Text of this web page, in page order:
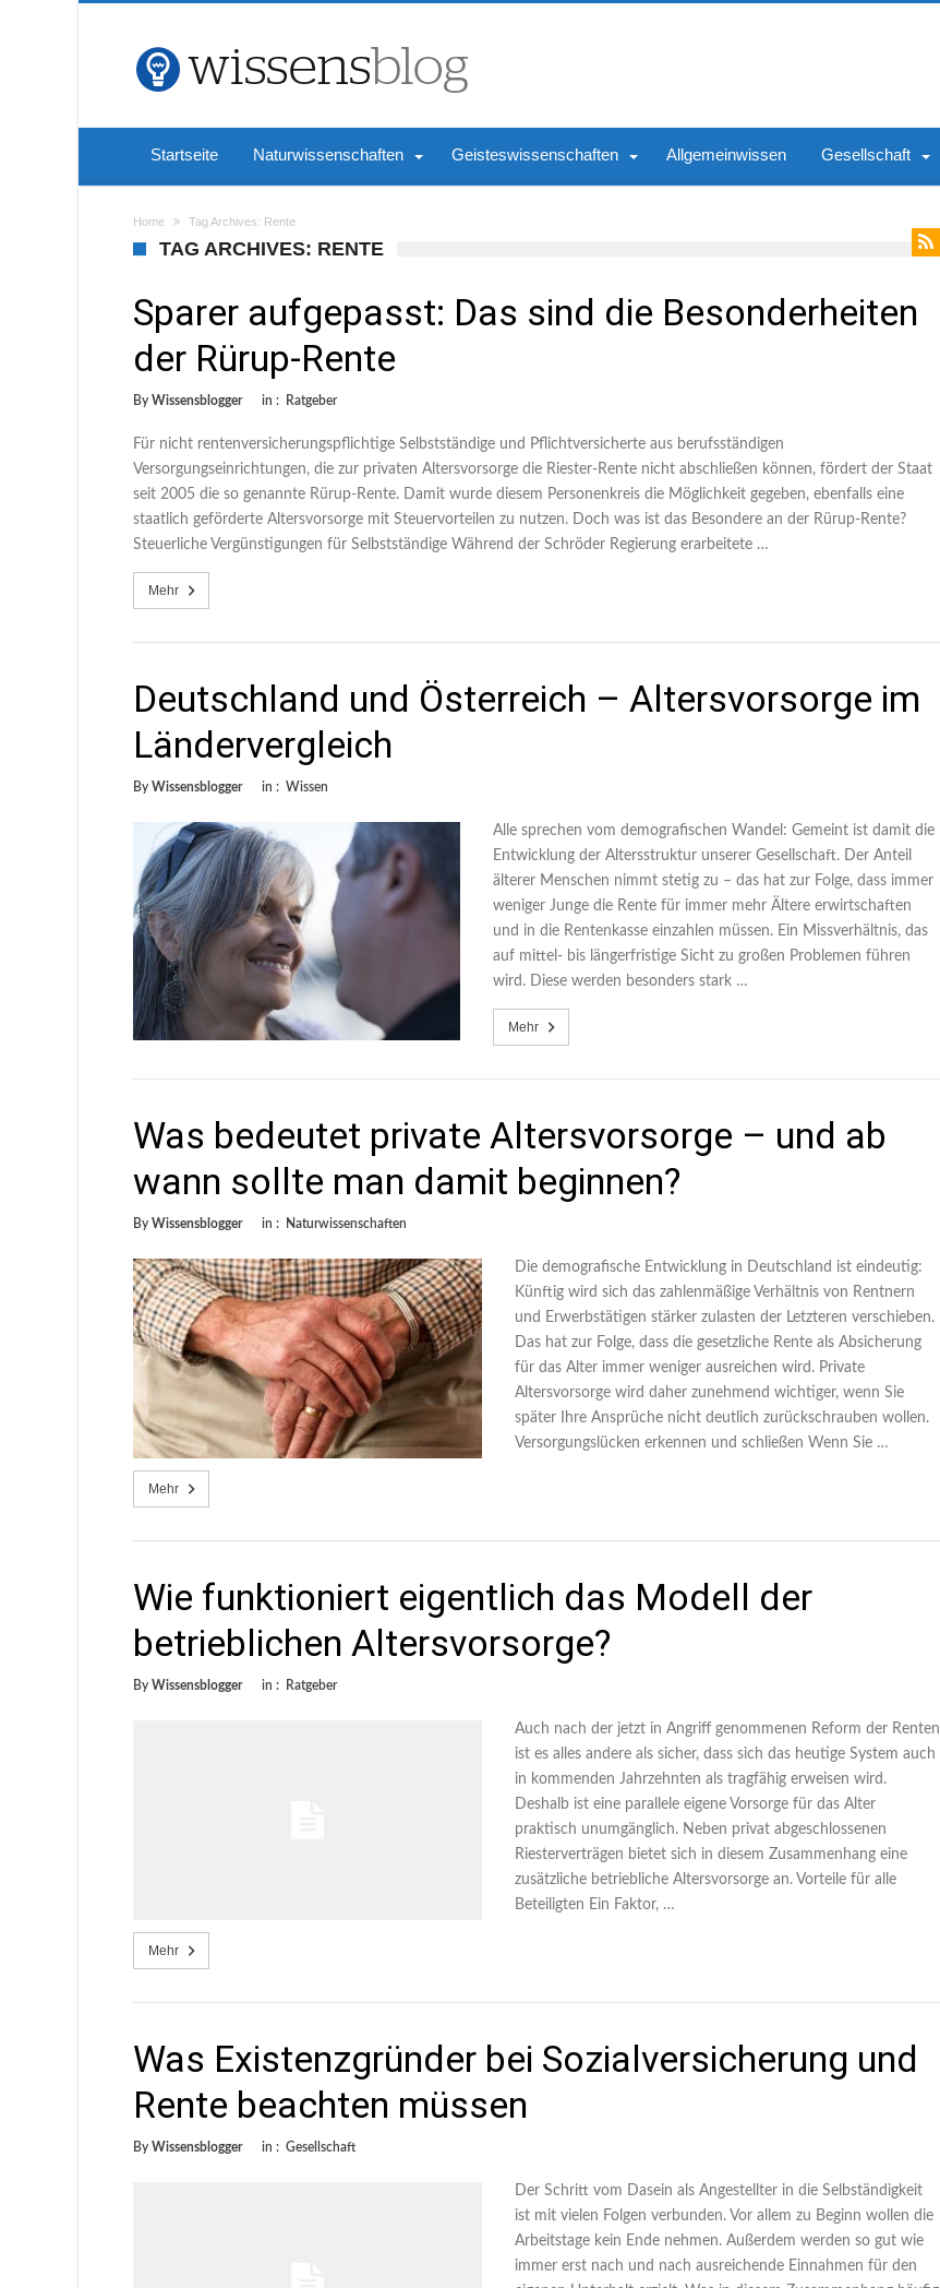
Startseite Naturwissenschaften Geisteswissenschaften Allgemeinwissen Gesellschaft
Home Tag Archives: Rente
TAG ARCHIVES: RENTE
Sparer aufgepasst: Das sind die Besonderheiten
der Rürup-Rente
By Wissensblogger in : Ratgeber
Für nicht rentenversicherungspflichtige Selbstständige und Pflichtversicherte aus berufsständigen
Versorgungseinrichtungen, die zur privaten Altersvorsorge die Riester-Rente nicht abschließen können, fördert der Staat
seit 2005 die so genannte Rürup-Rente. Damit wurde diesem Personenkreis die Möglichkeit gegeben, ebenfalls eine
staatlich geförderte Altersvorsorge mit Steuervorteilen zu nutzen. Doch was ist das Besondere an der Rürup-Rente?
Steuerliche Vergünstigungen für Selbstständige Während der Schröder Regierung erarbeitete …
Mehr
Deutschland und Österreich – Altersvorsorge im
Ländervergleich
By Wissensblogger in : Wissen
Alle sprechen vom demografischen Wandel: Gemeint ist damit die
Entwicklung der Altersstruktur unserer Gesellschaft. Der Anteil
älterer Menschen nimmt stetig zu – das hat zur Folge, dass immer
weniger Junge die Rente für immer mehr Ältere erwirtschaften
und in die Rentenkasse einzahlen müssen. Ein Missverhältnis, das
auf mittel- bis längerfristige Sicht zu großen Problemen führen
wird. Diese werden besonders stark …
Mehr
Was bedeutet private Altersvorsorge – und ab
wann sollte man damit beginnen?
By Wissensblogger in : Naturwissenschaften
Die demografische Entwicklung in Deutschland ist eindeutig:
Künftig wird sich das zahlenmäßige Verhältnis von Rentnern
und Erwerbstätigen stärker zulasten der Letzteren verschieben.
Das hat zur Folge, dass die gesetzliche Rente als Absicherung
für das Alter immer weniger ausreichen wird. Private
Altersvorsorge wird daher zunehmend wichtiger, wenn Sie
später Ihre Ansprüche nicht deutlich zurückschrauben wollen.
Versorgungslücken erkennen und schließen Wenn Sie …
Mehr
Wie funktioniert eigentlich das Modell der
betrieblichen Altersvorsorge?
By Wissensblogger in : Ratgeber
Auch nach der jetzt in Angriff genommenen Reform der Renten
ist es alles andere als sicher, dass sich das heutige System auch
in kommenden Jahrzehnten als tragfähig erweisen wird.
Deshalb ist eine parallele eigene Vorsorge für das Alter
praktisch unumgänglich. Neben privat abgeschlossenen
Riesterverträgen bietet sich in diesem Zusammenhang eine
zusätzliche betriebliche Altersvorsorge an. Vorteile für alle
Beteiligten Ein Faktor, …
Mehr
Was Existenzgründer bei Sozialversicherung und
Rente beachten müssen
By Wissensblogger in : Gesellschaft
Der Schritt vom Dasein als Angestellter in die Selbständigkeit
ist mit vielen Folgen verbunden. Vor allem zu Beginn wollen die
Arbeitstage kein Ende nehmen. Außerdem werden so gut wie
immer erst nach und nach ausreichende Einnahmen für den